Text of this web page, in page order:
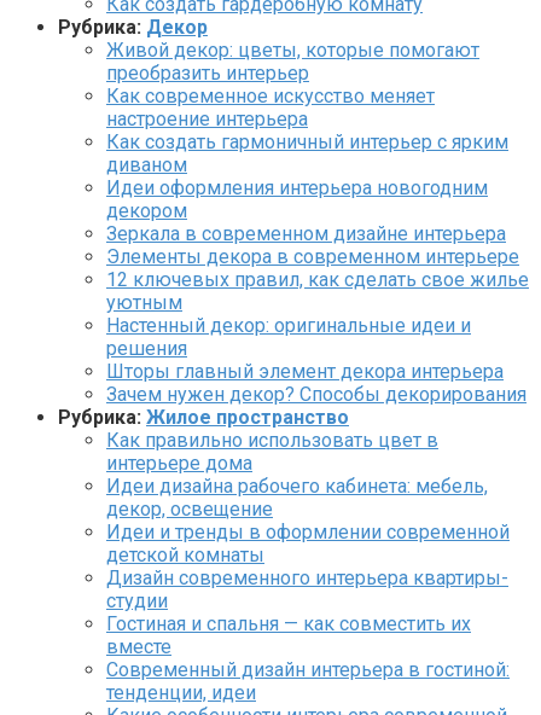
Рубрика: Декор
Живой декор: цветы, которые помогают
преобразить интерьер
Как современное искусство меняет
настроение интерьера
Как создать гармоничный интерьер с ярким
диваном
Идеи оформления интерьера новогодним
декором
Зеркала в современном дизайне интерьера
Элементы декора в современном интерьере
12 ключевых правил, как сделать свое жилье
уютным
Настенный декор: оригинальные идеи и
решения
Шторы главный элемент декора интерьера
Зачем нужен декор? Способы декорирования
Рубрика: Жилое пространство
Как правильно использовать цвет в
интерьере дома
Идеи дизайна рабочего кабинета: мебель,
декор, освещение
Идеи и тренды в оформлении современной
детской комнаты
Дизайн современного интерьера квартиры-
студии
Гостиная и спальня — как совместить их
вместе
Современный дизайн интерьера в гостиной:
тенденции, идеи